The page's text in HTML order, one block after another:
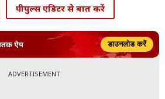
पीपुल्स एडिटर से बात करें
ऐप डाउनलोड करें
ADVERTISEMENT